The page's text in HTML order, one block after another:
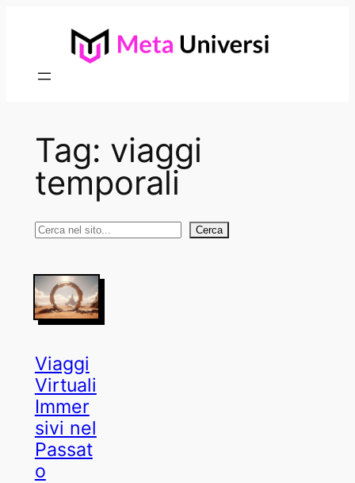
Tag: viaggi
temporali
Cerca Cerca
Viaggi
Virtuali
Immer
sivi nel
Passat
o